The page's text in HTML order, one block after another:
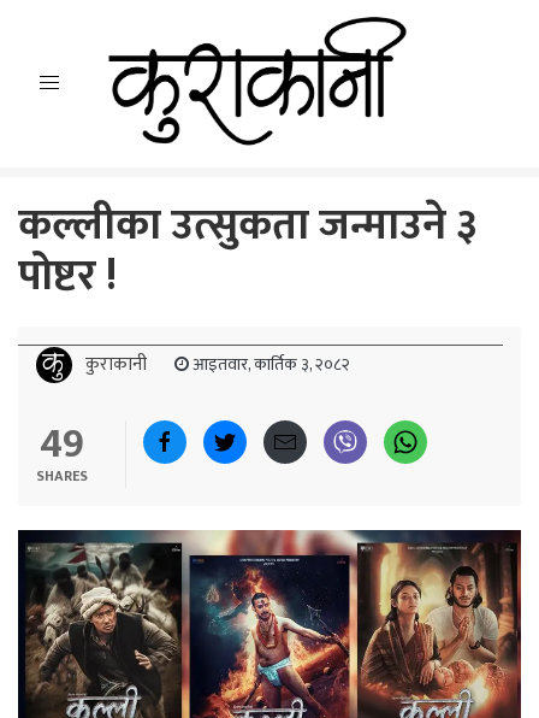
कल्लीका उत्सुकता जन्माउने ३
पोष्टर !
कुराकानी आइतवार, कार्तिक ३, २०८२
49
SHARES